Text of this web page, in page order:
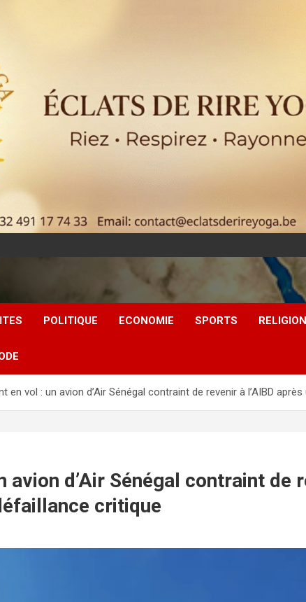
POLITIQUE ECONOMIE SPORTS RELIGION
en vol : un avion d’Air Sénégal contraint de revenir à l’AIBD
avion d’Air Sénégal contraint de
critique